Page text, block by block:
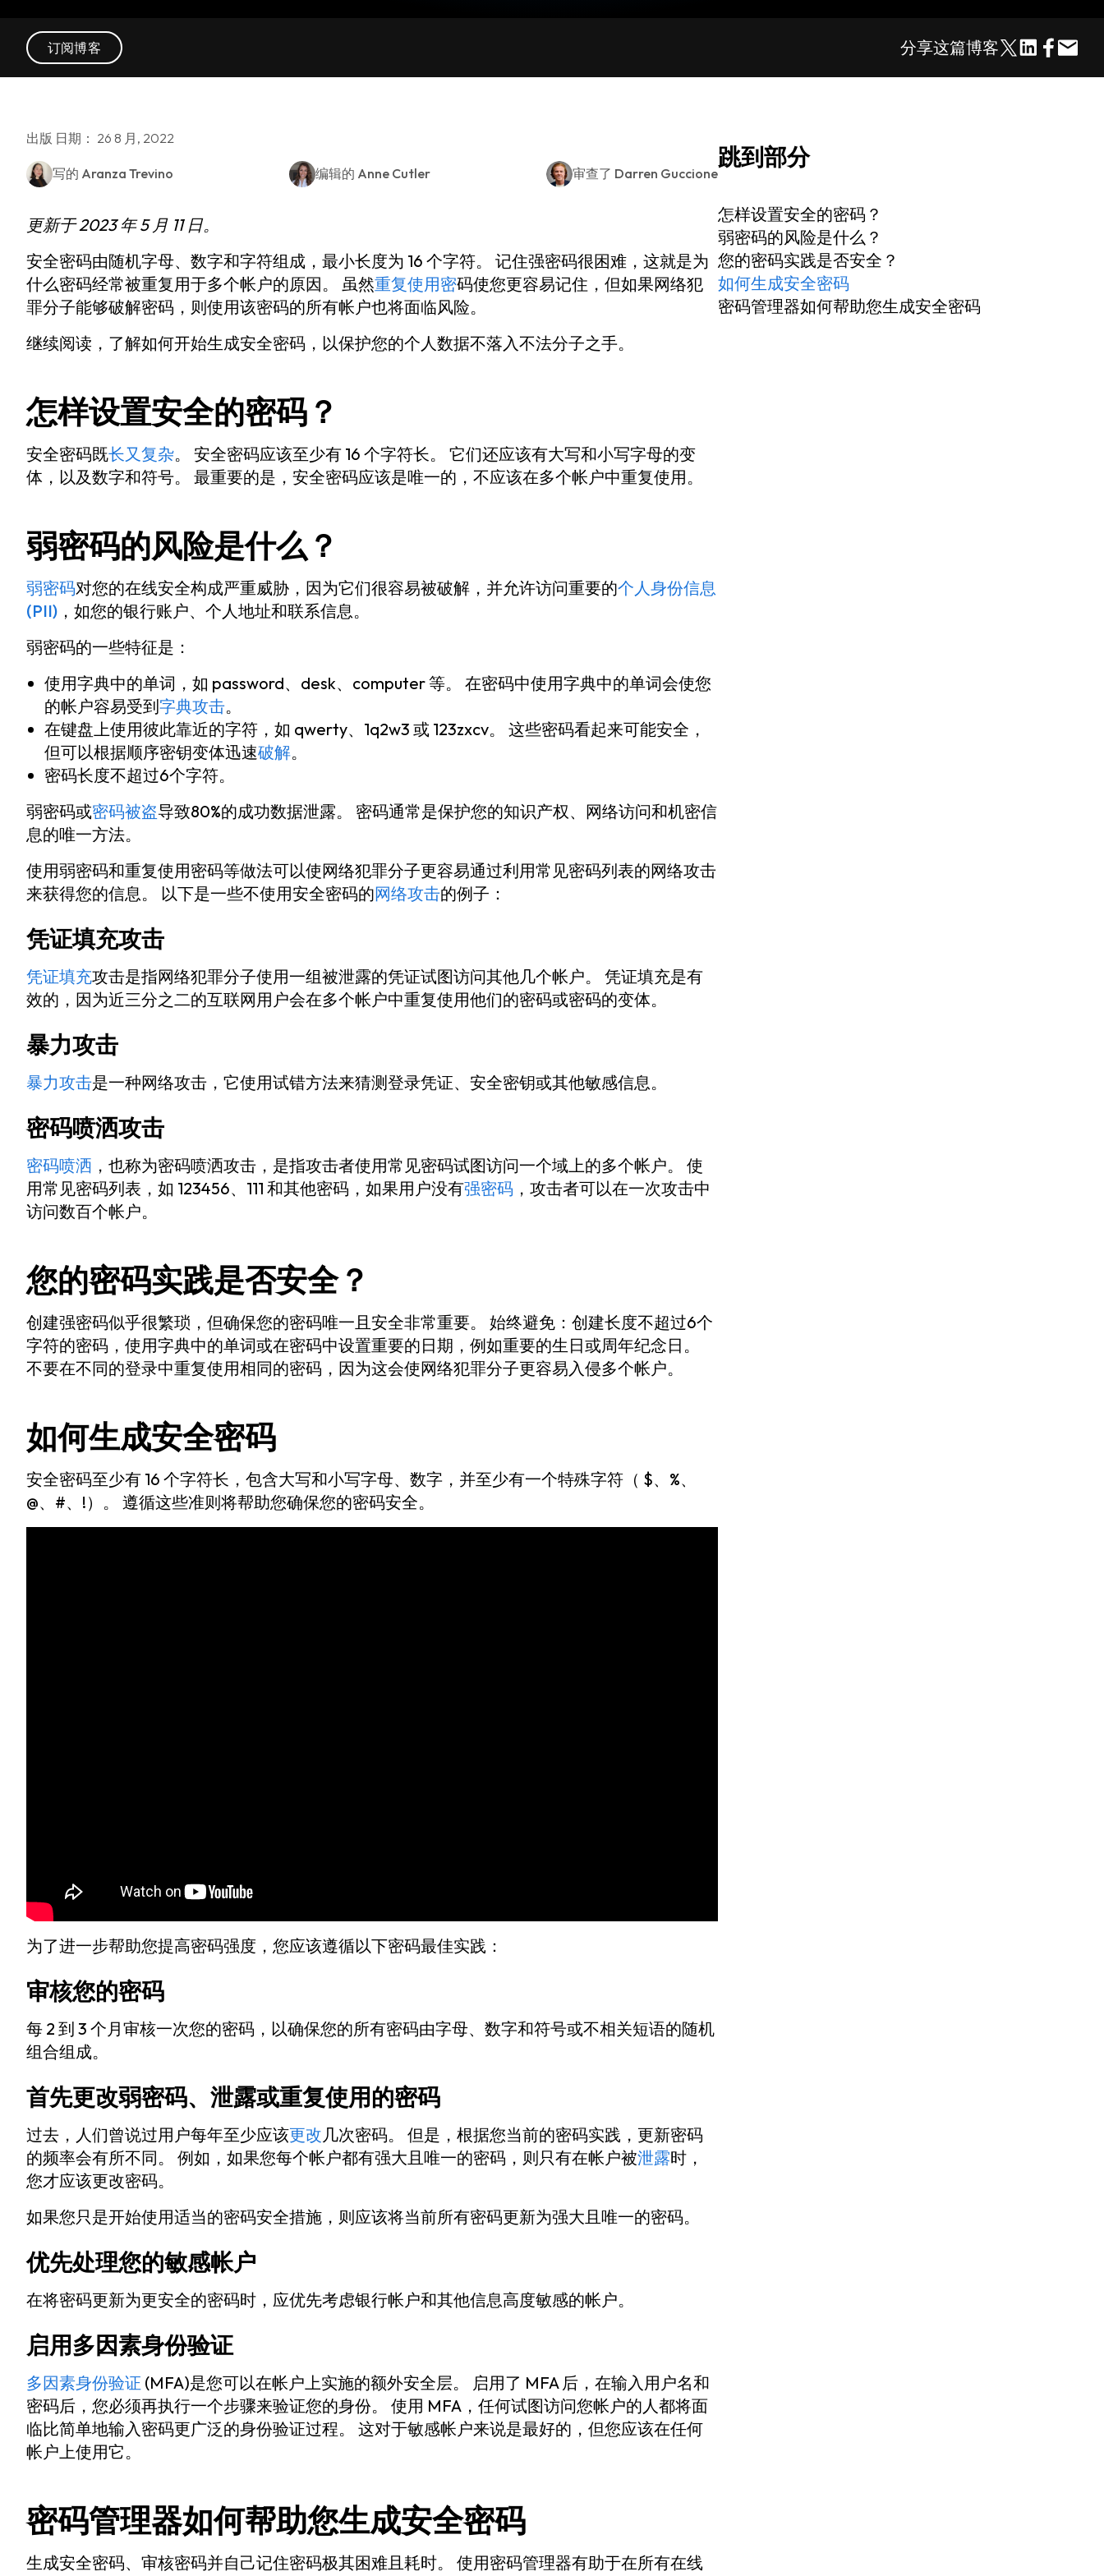
订阅博客 分享这篇博客
出版 日期： 26 8 月, 2022
写的 Aranza Trevino 编辑的 Anne Cutler 审查了 Darren Guccione
更新于 2023 年 5 月 11 日。
安全密码由随机字母、数字和字符组成，最小长度为 16 个字符。 记住强密码很困难，这就是为
什么密码经常被重复用于多个帐户的原因。 虽然重复使用密码使您更容易记住，但如果网络犯
罪分子能够破解密码，则使用该密码的所有帐户也将面临风险。
继续阅读，了解如何开始生成安全密码，以保护您的个人数据不落入不法分子之手。
怎样设置安全的密码？
安全密码既长又复杂。 安全密码应该至少有 16 个字符长。 它们还应该有大写和小写字母的变
体，以及数字和符号。 最重要的是，安全密码应该是唯一的，不应该在多个帐户中重复使用。
弱密码的风险是什么？
弱密码对您的在线安全构成严重威胁，因为它们很容易被破解，并允许访问重要的个人身份信息
(PII) ，如您的银行账户、个人地址和联系信息。
弱密码的一些特征是：
使用字典中的单词，如 password、desk、computer 等。 在密码中使用字典中的单词会使您
的帐户容易受到字典攻击。
在键盘上使用彼此靠近的字符，如 qwerty、1q2w3 或 123zxcv。 这些密码看起来可能安全，
但可以根据顺序密钥变体迅速破解。
密码长度不超过6个字符。
弱密码或密码被盗导致80%的成功数据泄露。 密码通常是保护您的知识产权、网络访问和机密信
息的唯一方法。
使用弱密码和重复使用密码等做法可以使网络犯罪分子更容易通过利用常见密码列表的网络攻击
来获得您的信息。 以下是一些不使用安全密码的网络攻击的例子：
凭证填充攻击
凭证填充攻击是指网络犯罪分子使用一组被泄露的凭证试图访问其他几个帐户。 凭证填充是有
效的，因为近三分之二的互联网用户会在多个帐户中重复使用他们的密码或密码的变体。
暴力攻击
暴力攻击是一种网络攻击，它使用试错方法来猜测登录凭证、安全密钥或其他敏感信息。
密码喷洒攻击
密码喷洒 ，也称为密码喷洒攻击，是指攻击者使用常见密码试图访问一个域上的多个帐户。 使
用常见密码列表，如 123456、111 和其他密码，如果用户没有强密码 ，攻击者可以在一次攻击中
访问数百个帐户。
您的密码实践是否安全？
创建强密码似乎很繁琐，但确保您的密码唯一且安全非常重要。 始终避免：创建长度不超过6个
字符的密码，使用字典中的单词或在密码中设置重要的日期，例如重要的生日或周年纪念日。
不要在不同的登录中重复使用相同的密码，因为这会使网络犯罪分子更容易入侵多个帐户。
如何生成安全密码
安全密码至少有 16 个字符长，包含大写和小写字母、数字，并至少有一个特殊字符（ $、%、
@、#、!）。 遵循这些准则将帮助您确保您的密码安全。
为了进一步帮助您提高密码强度，您应该遵循以下密码最佳实践：
审核您的密码
每 2 到 3 个月审核一次您的密码，以确保您的所有密码由字母、数字和符号或不相关短语的随机
组合组成。
首先更改弱密码、泄露或重复使用的密码
过去，人们曾说过用户每年至少应该更改 几次密码。 但是，根据您当前的密码实践，更新密码
的频率会有所不同。 例如，如果您每个帐户都有强大且唯一的密码，则只有在帐户被泄露时，
您才应该更改密码。
如果您只是开始使用适当的密码安全措施，则应该将当前所有密码更新为强大且唯一的密码。
优先处理您的敏感帐户
在将密码更新为更安全的密码时，应优先考虑银行帐户和其他信息高度敏感的帐户。
启用多因素身份验证
多因素身份验证 (MFA)是您可以在帐户上实施的额外安全层。 启用了 MFA 后，在输入用户名和
密码后，您必须再执行一个步骤来验证您的身份。 使用 MFA，任何试图访问您帐户的人都将面
临比简单地输入密码更广泛的身份验证过程。 这对于敏感帐户来说是最好的，但您应该在任何
帐户上使用它。
密码管理器如何帮助您生成安全密码
生成安全密码、审核密码并自己记住密码极其困难且耗时。 使用密码管理器有助于在所有在线
跳到部分
怎样设置安全的密码？
弱密码的风险是什么？
您的密码实践是否安全？
如何生成安全密码
密码管理器如何帮助您生成安全密码